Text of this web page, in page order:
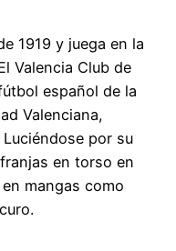
1919 y juega en la
Valencia Club de
español de la
Valenciana,
Luciéndose por su
en torso en
mangas como